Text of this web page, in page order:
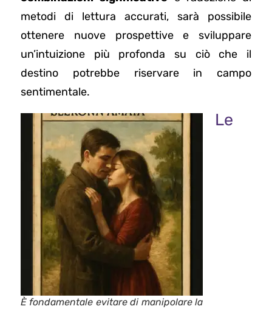
metodi di lettura accurati, sarà possibile
ottenere nuove prospettive e sviluppare
un’intuizione più profonda su ciò che il
destino potrebbe riservare in campo
sentimentale.
È fondamentale evitare di manipolare la
Le